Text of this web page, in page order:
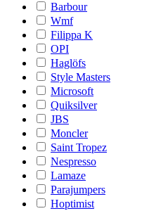
Barbour
Wmf
Filippa K
OPI
Haglöfs
Style Masters
Microsoft
Quiksilver
JBS
Moncler
Saint Tropez
Nespresso
Lamaze
Parajumpers
Hoptimist